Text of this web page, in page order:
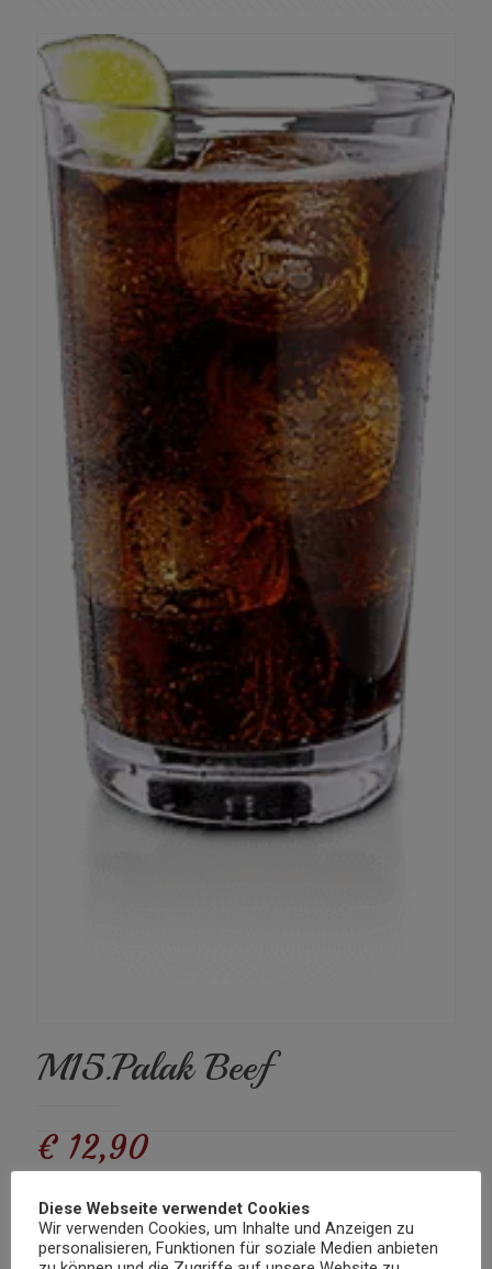
M15.Palak Beef
€12,90
Rindfleisch mit Spinat zubereitet in einer würzigen Sauce
Nicht vorrätig
Diese Webseite verwendet Cookies
Wir verwenden Cookies, um Inhalte und Anzeigen zu
personalisieren, Funktionen für soziale Medien anbieten